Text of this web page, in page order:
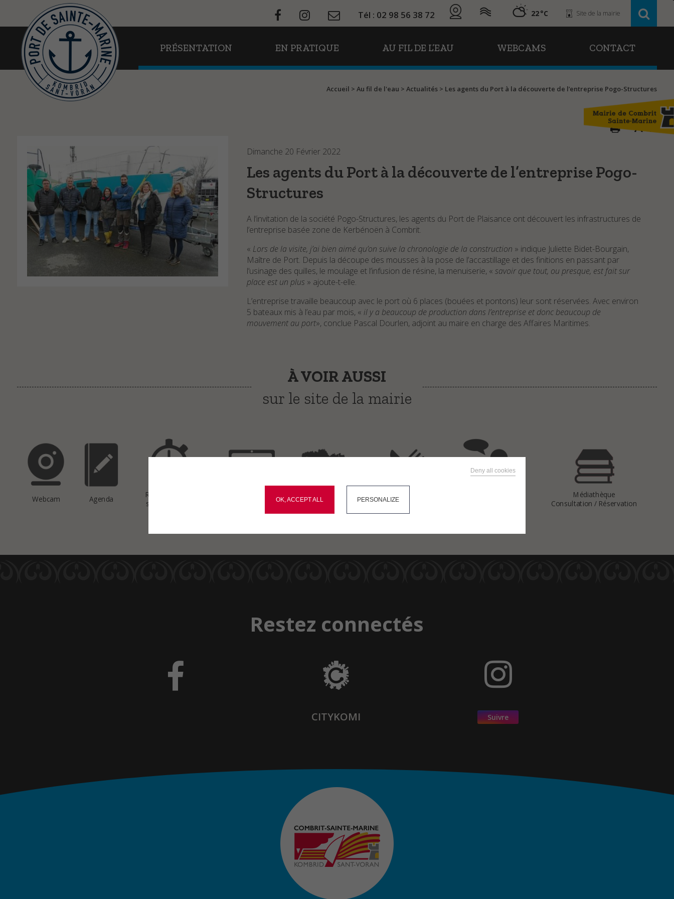
Tél : 02 98 56 38 72 22 Site de la mairie
PRÉSENTATION EN PRATIQUE AU FIL DE L’EAU WEBCAMS CONTACT
Accueil >Au fil de l'eau >Actualités > Les agents du Port à la découverte de l’entreprise Pogo-Structures
A A
Dimanche 20 Février 2022
Les agents du Port à la découverte de l’entreprise Pogo-
Structures
A l’invitation de la société Pogo-Structures, les agents du Port de Plaisance ont découvert les infrastructures de
l’entreprise basée zone de Kerbénoën à Combrit.
« Lors de la visite, j’ai bien aimé qu’on suive la chronologie de la construction » indique Juliette Bidet-Bourgain,
Maître de Port. Depuis la découpe des mousses à la pose de l’accastillage et des finitions en passant par
l’usinage des quilles, le moulage et l’infusion de résine, la menuiserie, « savoir que tout, ou presque, est fait sur
place est un plus » ajoute-t-elle.
L’entreprise travaille beaucoup avec le port où 6 places (bouées et pontons) leur sont réservées. Avec environ
5 bateaux mis à l’eau par mois, « il y a beaucoup de production dans l’entreprise et donc beaucoup de
mouvement au port», conclue Pascal Dourlen, adjoint au maire en charge des Affaires Maritimes.
À VOIR AUSSI
sur le site de la mairie
Webcam Agenda
Réservation de
salles de sport
interactive
restaurant scolaire
Médiathèque
Consultation / Réservation
Restez connectés
CITYKOMI Suivre
PRÉSENTATION
EN PRATIQUE
AU FIL DE L’EAU
WEBCAMS
OK, ACCEPT ALL
Deny all cookies
PERSONALIZE